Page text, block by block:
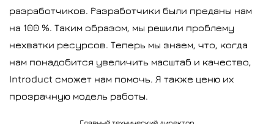
разработчиков. Разработчики были преданы нам
на 100 %. Таким образом, мы решили проблему
нехватки ресурсов. Теперь мы знаем, что, когда
нам понадобится увеличить масштаб и качество,
Introduct сможет нам помочь. Я также ценю их
прозрачную модель работы.